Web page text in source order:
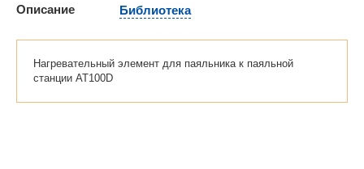
Описание Библиотека
Нагревательный элемент для паяльника к паяльной
станции AT100D